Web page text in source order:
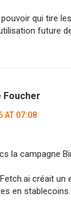
qui tire
future
Foucher
AT 07:08
la campagne
créait un
en